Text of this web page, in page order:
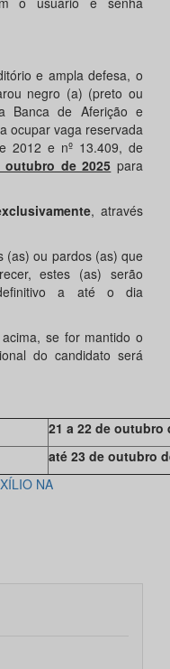
e ampla defesa, o
negro (a) (preto ou
Banca de Aferição e
ocupar vaga reservada
2012 e nº 13.409, de
de 2025 para
, através
(as) ou pardos (as) que
estes (as) serão
a até o dia
se for mantido o
do candidato será
21 a 22 de outubro
até 23 de outubro
NA